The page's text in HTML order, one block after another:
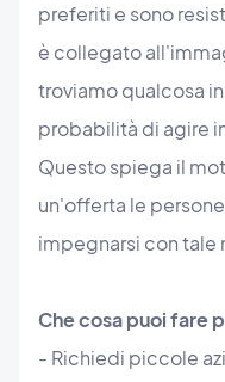
preferiti e sono
è collegato
troviamo qualcosa
probabilità di agire
Questo spiega il
un'offerta le
impegnarsi con tale
Che cosa puoi fare
- Richiedi piccole